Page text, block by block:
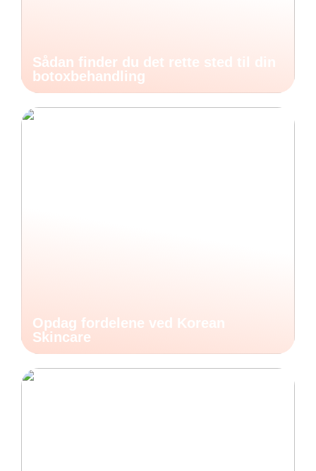
Sådan finder du det rette sted til din
botoxbehandling
Opdag fordelene ved Korean
Skincare